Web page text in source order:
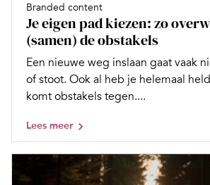
Branded content
Je eigen pad kiezen: zo
(samen) de obstakels
Een nieuwe weg inslaan gaat vaak
of stoot. Ook al heb je helemaal
komt obstakels tegen....
Lees meer